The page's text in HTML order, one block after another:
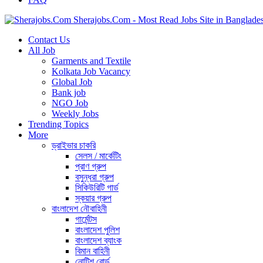
Sherajobs.Com - Most Read Jobs Site in
Contact Us
All Job
Garments and Textile
Kolkata Job Vacancy
Global Job
Bank job
NGO Job
Weekly Jobs
Trending Topics
More
ড্রাইভার চাকরি
সেলস / মার্কেটিং
প্রাণ গ্রুপ
বসুন্ধরা গ্রুপ
সিকিউরিটি গার্ড
স্কয়ার গ্রুপ
বাংলাদেশ নৌবাহিনী
গার্মেন্টস
বাংলাদেশ পুলিশ
বাংলাদেশ ব্যাংক
বিমান বাহিনী